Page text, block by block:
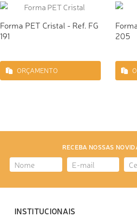
Forma PET Cristal - Ref. FG
191
ORÇAMENTO
205
RECEBA NOSSAS
INSTITUCIONAIS